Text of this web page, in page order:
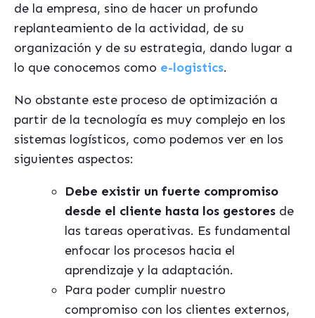
de la empresa, sino de hacer un profundo
replanteamiento de la actividad, de su
organización y de su estrategia, dando lugar a
lo que conocemos como e-logistics.
No obstante este proceso de optimización a
partir de la tecnología es muy complejo en los
sistemas logísticos, como podemos ver en los
siguientes aspectos:
Debe existir un fuerte compromiso
desde el cliente hasta los gestores de
las tareas operativas. Es fundamental
enfocar los procesos hacia el
aprendizaje y la adaptación.
Para poder cumplir nuestro
compromiso con los clientes externos,